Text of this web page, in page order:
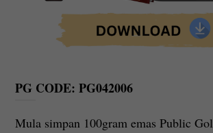
PG CODE: PG042006
Mula simpan 100gram emas Public